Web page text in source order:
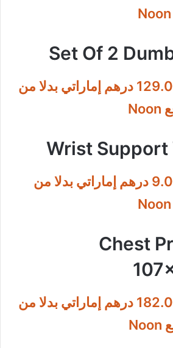
Set Of 2
استفد من ثمن 129.00 درهم إماراتي بدلا من
Wrist Support
استفد من ثمن 9.00 درهم إماراتي بدلا من
Chest
استفد من ثمن 182.00 درهم إماراتي بدلا من